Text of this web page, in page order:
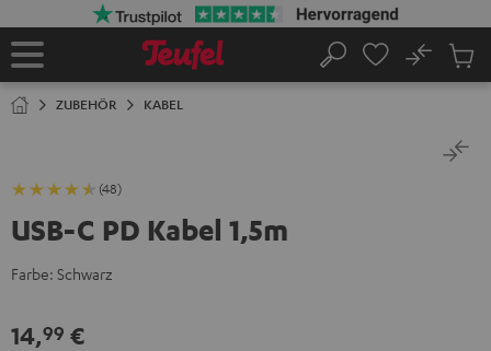
Startseite
Suche
No
ZUBEHÖR KABEL
(48)
USB-C PD Kabel 1,5m
Farbe: Schwarz
14,99 €